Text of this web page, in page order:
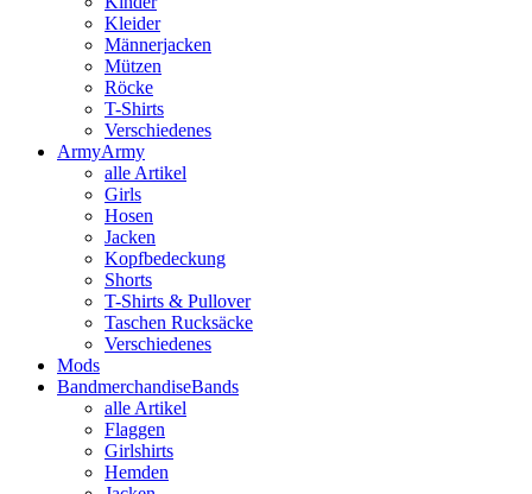
Kleider
Männerjacken
Mützen
Röcke
T-Shirts
Verschiedenes
ArmyArmy
alle Artikel
Girls
Hosen
Jacken
Kopfbedeckung
Shorts
T-Shirts & Pullover
Taschen Rucksäcke
Verschiedenes
Mods
BandmerchandiseBands
alle Artikel
Flaggen
Girlshirts
Hemden